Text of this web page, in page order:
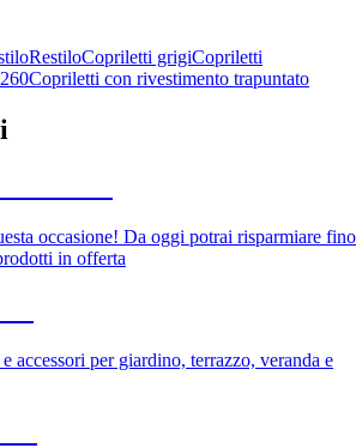
RestiloCopriletti grigiCopriletti
Copriletti con rivestimento trapuntato
occasione! Da oggi potrai risparmiare fino
in offerta
accessori per giardino, terrazzo, veranda e